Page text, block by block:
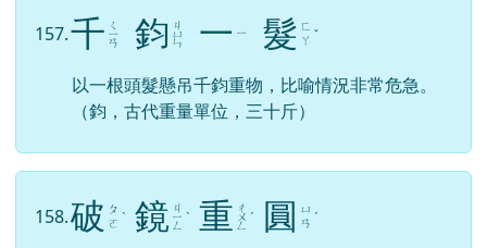
157.千 ㄑ
ㄧ
ㄢ 鈞 ㄐ
ㄩ
ㄣ 一 ㄧ 髮 ㄈ
ㄚ ˇ
以一根頭髮懸吊千鈞重物，比喻情況非常危急。
（鈞，古代重量單位，三十斤）
158.破 ㄆ
ㄛ ˋ 鏡 ㄐ
ㄧ
ㄥ
ˋ 重 ㄔ
ㄨ
ㄥ
ˊ 圓
ㄩ
ㄢ ˊ